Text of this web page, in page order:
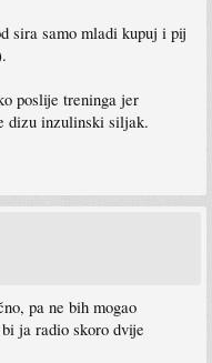
sira samo mladi kupuj i pij
poslije treninga jer
dizu inzulinski siljak.
pa ne bih mogao
ja radio skoro dvije